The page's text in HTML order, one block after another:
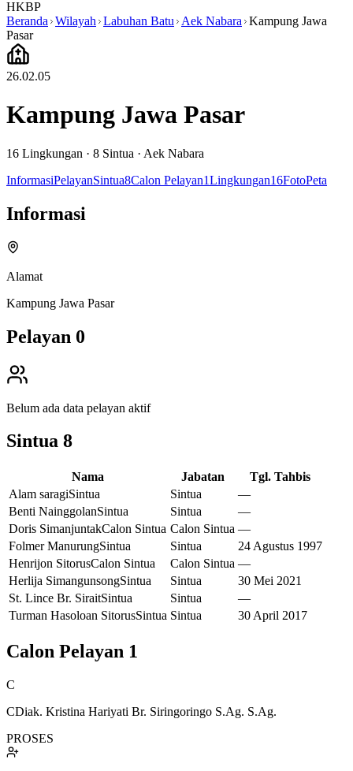
HKBP
Beranda Wilayah Labuhan Batu Aek Nabara Kampung Jawa
Pasar
26.02.05
Kampung Jawa Pasar
16 Lingkungan · 8 Sintua · Aek Nabara
InformasiPelayanSintua8Calon Pelayan1Lingkungan16FotoPeta
Informasi
Alamat
Kampung Jawa Pasar
Pelayan 0
Belum ada data pelayan aktif
Sintua 8
Nama Jabatan
Tgl. Tahbis
Alam saragiSintua Sintua
—
Benti NainggolanSintua Sintua
—
Doris SimanjuntakCalon Sintua Calon Sintua —
Folmer ManurungSintua Sintua
24 Agustus 1997
Henrijon SitorusCalon Sintua Calon Sintua —
Herlija SimangunsongSintua Sintua
30 Mei 2021
St. Lince Br. SiraitSintua Sintua
—
Turman Hasoloan SitorusSintua Sintua 30 April 2017
Calon Pelayan 1
C
CDiak. Kristina Hariyati Br. Siringoringo S.Ag. S.Ag.
PROSES